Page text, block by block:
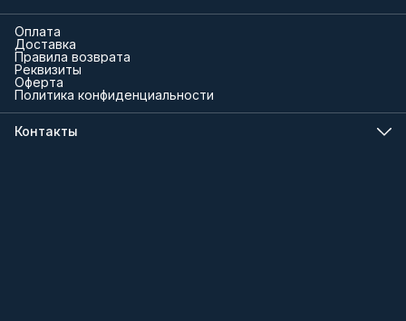
Оплата
Доставка
Правила возврата
Реквизиты
Оферта
Политика конфиденциальности
Контакты